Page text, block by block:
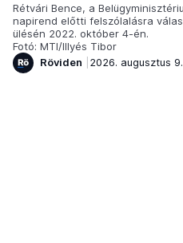
Rétvári Bence, a
napirend előtti felszólalásra
ülésén 2022. október 4-én.
Fotó: MTI/Illyés Tibor
Röviden
2026. augusztus 9.